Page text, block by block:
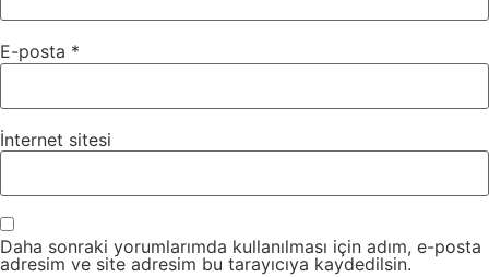
E-posta *
İnternet sitesi
Daha sonraki yorumlarımda kullanılması için adım, e-posta
adresim ve site adresim bu tarayıcıya kaydedilsin.